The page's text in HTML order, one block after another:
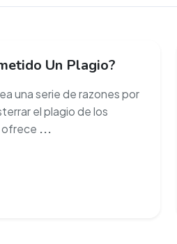
Un Plagio?
una serie de razones por
el plagio de los
ofrece ...